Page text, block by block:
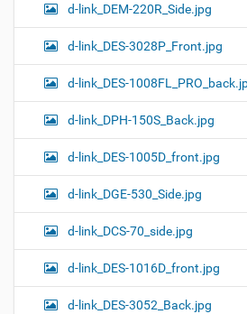
d-link_DEM-220R_Side.jpg
d-link_DES-3028P_Front.jpg
d-link_DES-
d-link_DPH-150S_Back.jpg
d-link_DES-1005D_front.jpg
d-link_DGE-530_Side.jpg
d-link_DCS-70_side.jpg
d-link_DES-1016D_front.jpg
d-link_DES-3052_Back.jpg